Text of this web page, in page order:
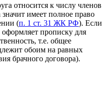
относится к числу членов
имеет полное право
(п. 1 ст. 31 ЖК РФ). Если
прописку для
т.е. общее
обоим на равных
брачного договора).